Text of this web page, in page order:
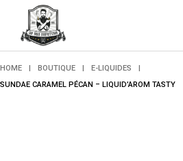
content
HOME BOUTIQUE
E-LIQUIDES
SUNDAE CARAMEL PÉCAN – LIQUID’AROM TASTY